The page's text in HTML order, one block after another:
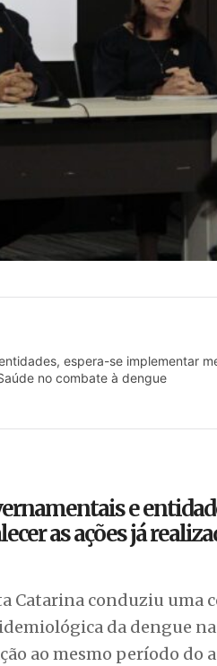
espera-se implementar
no combate à dengue
e
as ações já
Catarina conduziu uma
da dengue
ao mesmo período do